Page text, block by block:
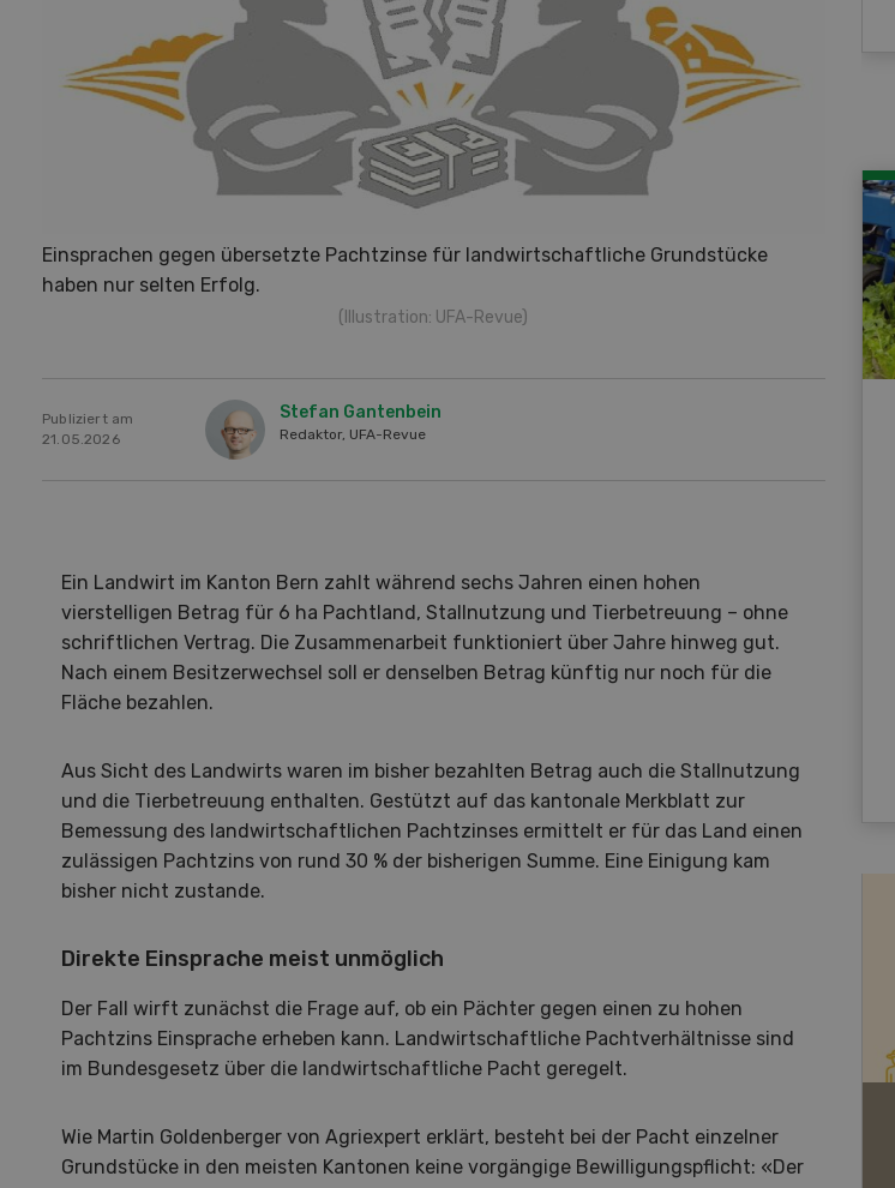
Einsprachen gegen übersetzte Pachtzinse für landwirtschaftliche Grundstücke
haben nur selten Erfolg.
(Illustration: UFA-Revue)
Publiziert am
21.05.2026
Stefan Gantenbein
Redaktor, UFA-Revue
Ein Landwirt im Kanton Bern zahlt während sechs Jahren einen hohen
vierstelligen Betrag für 6 ha Pachtland, Stallnutzung und Tierbetreuung – ohne
schriftlichen Vertrag. Die Zusammenarbeit funktioniert über Jahre hinweg gut.
Nach einem Besitzerwechsel soll er denselben Betrag künftig nur noch für die
Fläche bezahlen.
Aus Sicht des Landwirts waren im bisher bezahlten Betrag auch die Stallnutzung
und die Tierbetreuung enthalten. Gestützt auf das kantonale Merkblatt zur
Bemessung des landwirtschaftlichen Pachtzinses ermittelt er für das Land einen
zulässigen Pachtzins von rund 30 % der bisherigen Summe. Eine Einigung kam
bisher nicht zustande.
Direkte Einsprache meist unmöglich
Der Fall wirft zunächst die Frage auf, ob ein Pächter gegen einen zu hohen
Pachtzins Einsprache erheben kann. Landwirtschaftliche Pachtverhältnisse sind
im Bundesgesetz über die landwirtschaftliche Pacht geregelt.
Wie Martin Goldenberger von Agriexpert erklärt, besteht bei der Pacht einzelner
Grundstücke in den meisten Kantonen keine vorgängige Bewilligungspflicht: «Der
Hof in neuer Hand Landwirtschaft im Klimawandel